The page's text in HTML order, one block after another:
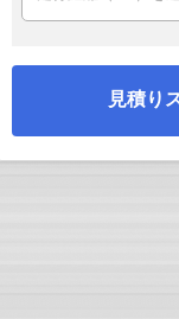
見積り